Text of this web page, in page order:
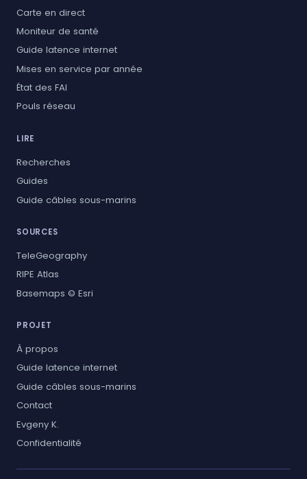
Carte en direct
Moniteur de santé
Guide latence internet
Mises en service par année
État des FAI
Pouls réseau
LIRE
Recherches
Guides
Guide câbles sous-marins
SOURCES
TeleGeography
RIPE Atlas
Basemaps © Esri
PROJET
À propos
Guide latence internet
Guide câbles sous-marins
Contact
Evgeny K.
Confidentialité